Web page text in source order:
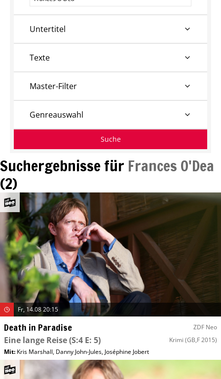
Suchergebnisse für Frances O'Dea
(2)
Fr, 14.08 20:15
Death in Paradise ZDF Neo
Eine lange Reise(S:4 E: 5) Krimi (GB,F 2015)
Mit: Kris Marshall, Danny John-Jules, Joséphine Jobert
Untertitel
Texte
Master-Filter
Genreauswahl
Suche